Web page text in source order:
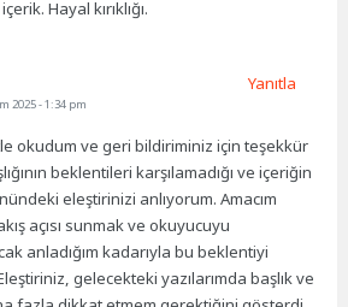
Hayal kırıklığı.
2025 - 1:34 pm
okudum ve geri bildiriminiz için teşekkür
beklentileri karşılamadığı ve içeriğin
eleştirinizi anlıyorum. Amacım
açısı sunmak ve okuyucuyu
anladığım kadarıyla bu beklentiyi
gelecekteki yazılarımda başlık ve
Yanıtla